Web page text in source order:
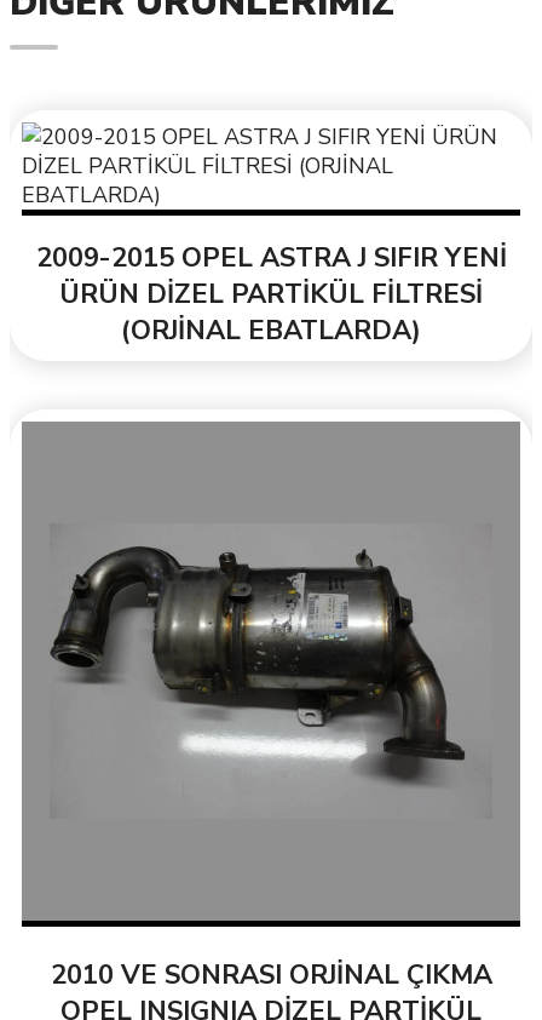
2009-2015 OPEL ASTRA J SIFIR YENİ
ÜRÜN DİZEL PARTİKÜL FİLTRESİ
(ORJİNAL EBATLARDA)
2010 VE SONRASI ORJİNAL ÇIKMA
OPEL INSIGNIA DİZEL PARTİKÜL